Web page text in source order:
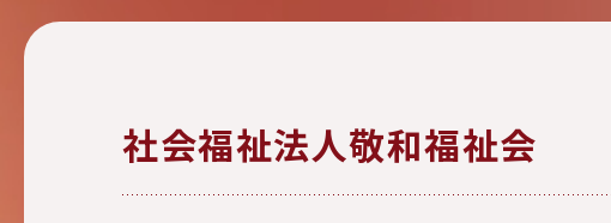
社会福祉法人敬和福祉会